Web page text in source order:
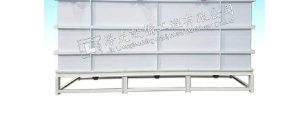
耐酸鹼、防腐蝕設備、槽體、製品結構工程
除臭設備
電鍍設備